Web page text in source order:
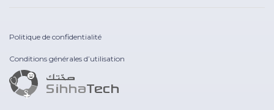
Politique de confidentialité
Conditions générales d’utilisation